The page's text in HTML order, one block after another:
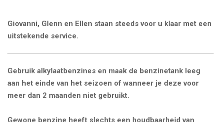
Giovanni, Glenn en Ellen staan steeds voor u klaar met een
uitstekende service.
Gebruik alkylaatbenzines en maak de benzinetank leeg
aan het einde van het seizoen of wanneer je deze voor
meer dan 2 maanden niet gebruikt.
Gewone benzine heeft slechts een houdbaarheid van